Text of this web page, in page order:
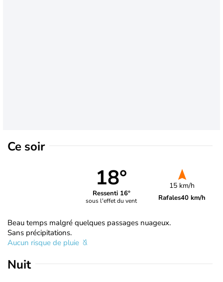
Ce soir
18°
Ressenti 16°
sous l'effet du vent
15 km/h
Rafales40 km/h
Beau temps malgré quelques passages nuageux.
Sans précipitations.
Aucun risque de pluie
Nuit